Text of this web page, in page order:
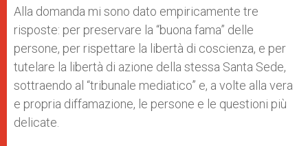
Alla domanda mi sono dato empiricamente tre
risposte: per preservare la “buona fama” delle
persone, per rispettare la libertà di coscienza, e per
tutelare la libertà di azione della stessa Santa Sede,
sottraendo al “tribunale mediatico” e, a volte alla vera
e propria diffamazione, le persone e le questioni più
delicate.